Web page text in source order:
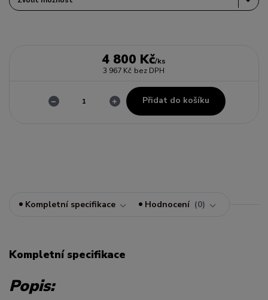
4 800 Kč/ks
3 967 Kč bez DPH
Přidat do košíku
Kompletní specifikace Hodnocení 0
Kompletní specifikace
Popis: